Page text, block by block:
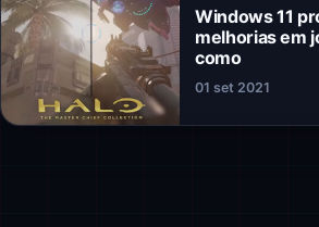
Windows 11
melhorias em
como
01 set 2021